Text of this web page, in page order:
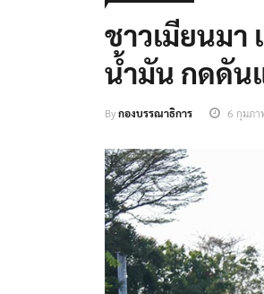
ชาวเมียนมา
น้ำมัน กดดัน
Byกองบรรณาธิการ 6 กุมภ